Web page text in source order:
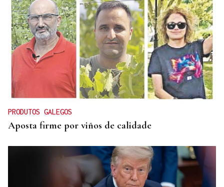
CUENTA CON ANTECEDENTES
Despliegue policial en Redondela por un hombre
atrincherado en su vivienda
PRODUTOS GALEGOS
Aposta firme por viños de calidade